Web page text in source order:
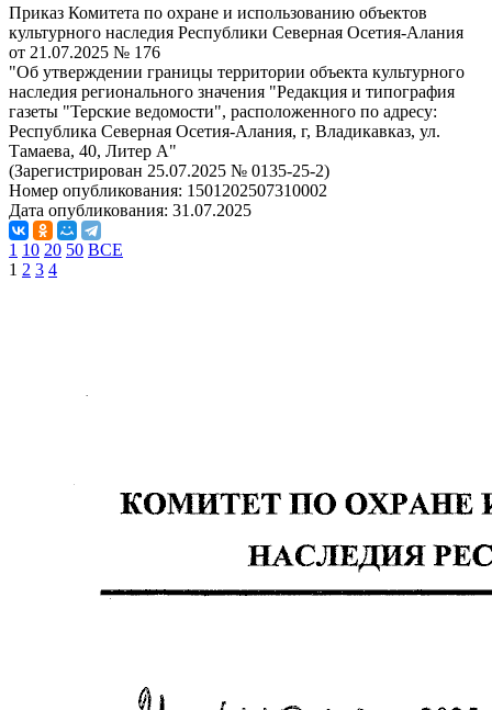
Приказ Комитета по охране и использованию объектов
культурного наследия Республики Северная Осетия-Алания
от 21.07.2025 № 176
"Об утверждении границы территории объекта культурного
наследия регионального значения "Редакция и типография
газеты "Терские ведомости", расположенного по адресу:
Республика Северная Осетия-Алания, г, Владикавказ, ул.
Тамаева, 40, Литер А"
(Зарегистрирован 25.07.2025 № 0135-25-2)
Номер опубликования: 1501202507310002
Дата опубликования: 31.07.2025
1 10 20 50 ВСЕ
1 2 3 4